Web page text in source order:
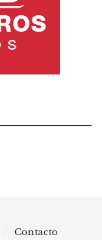
Contacto